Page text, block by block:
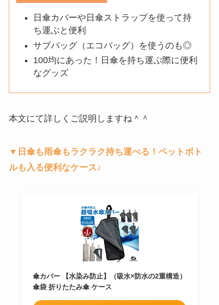
日傘カバーや日傘ストラップを使って持
ち運ぶと便利
サブバッグ（エコバッグ）を使うのも◎
100均にあった！日傘を持ち運ぶ際に便利
なグッズ
本文にて詳しくご説明しますね＾＾
▼日傘も雨傘もラクラク持ち運べる！ペットボト
ルも入る便利なケース♪
傘カバー 【水染み防止】（吸水×防水の2重構造）
傘袋 折りたたみ傘 ケース